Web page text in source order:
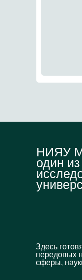
НИЯУ
один
Здесь
передовых
сферы,